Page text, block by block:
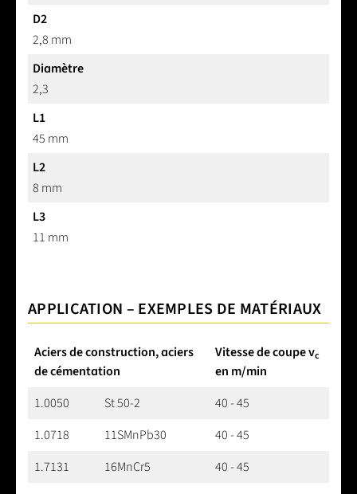
D2
2,8 mm
Diamètre
2,3
L1
45 mm
L2
8 mm
L3
11 mm
APPLICATION – EXEMPLES DE MATÉRIAUX
Aciers de construction, aciers
de cémentation
Vitesse de coupe vc
en m/min
1.0050
St 50-2
40 - 45
1.0718
11SMnPb30
40 - 45
1.7131
16MnCr5
40 - 45